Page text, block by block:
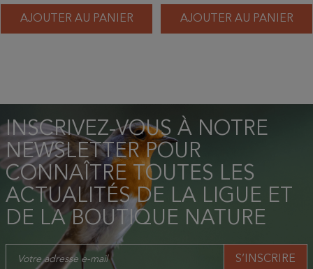
AJOUTER AU PANIER AJOUTER AU PANIER
INSCRIVEZ-VOUS À NOTRE
NEWSLETTER POUR
CONNAÎTRE TOUTES LES
ACTUALITÉS DE LA LIGUE ET
DE LA BOUTIQUE NATURE